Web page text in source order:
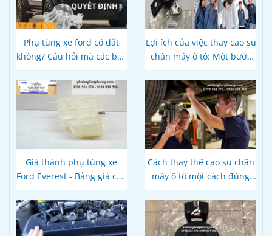
Phụ tùng xe ford có đắt
không? Câu hỏi mà các bác
Lợi ích của việc thay cao su
chân máy ô tô: Một bước
thọ của xe
Giá thành phụ tùng xe
Ford Everest - Bảng giá cập
Cách thay thế cao su chân
máy ô tô một cách đúng